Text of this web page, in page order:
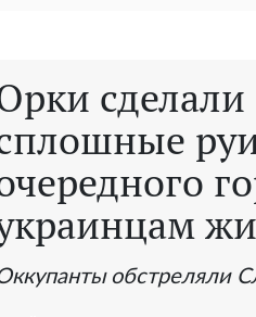
сделали
обстреляли